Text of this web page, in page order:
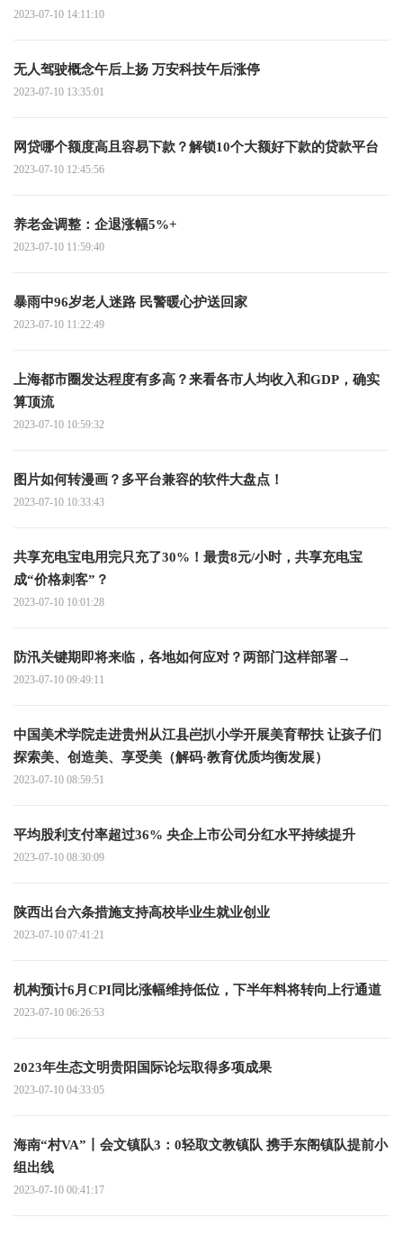
2023-07-10 14:11:10
无人驾驶概念午后上扬 万安科技午后涨停
2023-07-10 13:35:01
网贷哪个额度高且容易下款？解锁10个大额好下款的贷款平台
2023-07-10 12:45:56
养老金调整：企退涨幅5%+
2023-07-10 11:59:40
暴雨中96岁老人迷路 民警暖心护送回家
2023-07-10 11:22:49
上海都市圈发达程度有多高？来看各市人均收入和GDP，确实
算顶流
2023-07-10 10:59:32
图片如何转漫画？多平台兼容的软件大盘点！
2023-07-10 10:33:43
共享充电宝电用完只充了30%！最贵8元/小时，共享充电宝
成“价格刺客”？
2023-07-10 10:01:28
防汛关键期即将来临，各地如何应对？两部门这样部署→
2023-07-10 09:49:11
中国美术学院走进贵州从江县岜扒小学开展美育帮扶 让孩子们
探索美、创造美、享受美（解码·教育优质均衡发展）
2023-07-10 08:59:51
平均股利支付率超过36% 央企上市公司分红水平持续提升
2023-07-10 08:30:09
陕西出台六条措施支持高校毕业生就业创业
2023-07-10 07:41:21
机构预计6月CPI同比涨幅维持低位，下半年料将转向上行通道
2023-07-10 06:26:53
2023年生态文明贵阳国际论坛取得多项成果
2023-07-10 04:33:05
海南“村VA”丨会文镇队3：0轻取文教镇队 携手东阁镇队提前小
组出线
2023-07-10 00:41:17